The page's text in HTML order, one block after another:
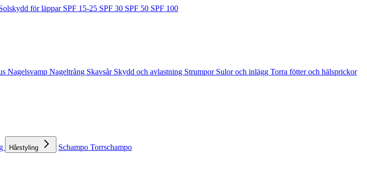
för läppar SPF 15-25 SPF 30 SPF 50 SPF 100
Nagelsvamp Nageltrång Skavsår Skydd och avlastning Strumpor Sulor och inlägg Torra fötter och hälsprickor
Hårstyling Schampo Torrschampo